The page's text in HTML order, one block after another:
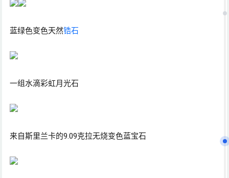
蓝绿色变色天然锆石
一组水滴彩虹月光石
来自斯里兰卡的9.09克拉无烧变色蓝宝石